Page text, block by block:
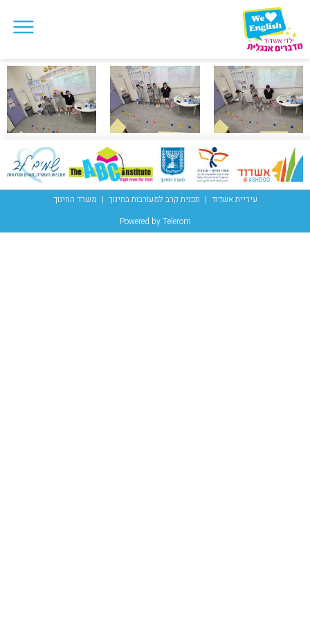
עיריית אשדוד תכנית קרב למעורבות בחינוך
משרד החינוך
Powered by Telerom